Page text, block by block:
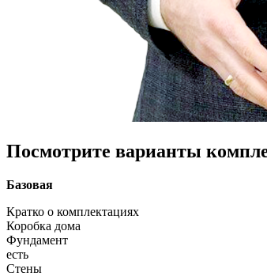
Посмотрите варианты
Базовая
Кратко о комплектациях
Коробка дома
Фундамент
есть
Стены